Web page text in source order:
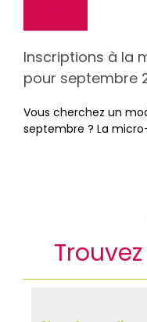
Inscriptions à la
pour septembre
Vous cherchez un
septembre ? La